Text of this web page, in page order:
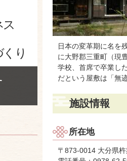
り
日本の変革期に名を
に大野郡三重町（現
学校、首席で卒業し
だという屋敷は「無
施設情報
所在地
〒873-0014 大分県